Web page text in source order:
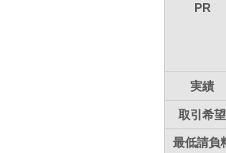
PR
実績
取引希望
最低請負